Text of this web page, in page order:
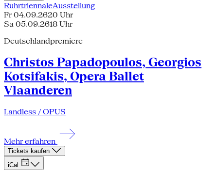
RuhrtriennaleAusstellung
Fr 04.09.2620 Uhr
Sa 05.09.2618 Uhr
Deutschlandpremiere
Christos Papadopoulos, Georgios
Kotsifakis, Opera Ballet
Vlaanderen
Landless / OPUS
Mehr erfahren
Tickets kaufen
iCal